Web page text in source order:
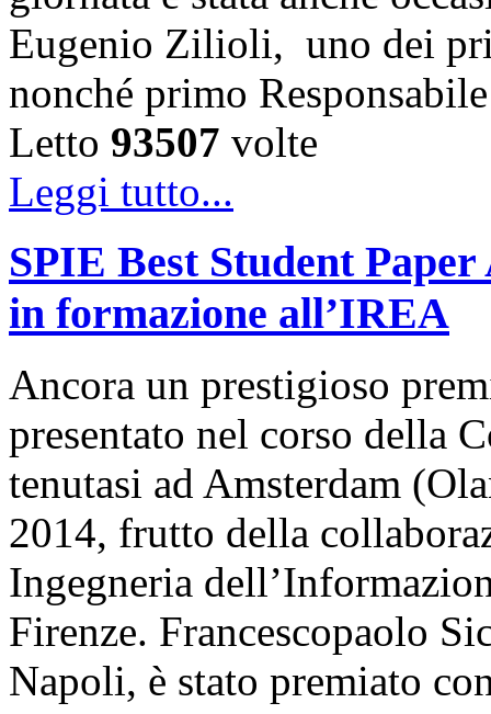
Eugenio Zilioli, uno dei
nonché primo
Letto 93507 volte
Leggi tutto...
SPIE Best Student
in formazione all’IREA
Ancora un prestigioso
presentato nel corso della
tenutasi ad Amsterdam
2014, frutto della
Ingegneria
Firenze. Francescopaolo
Napoli, è stato premiato